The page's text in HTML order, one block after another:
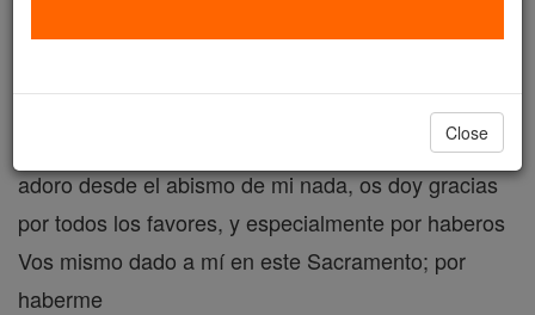
visitaros, yo creo que estáis aquí presente. Os
adoro desde el abismo de mi nada, os doy gracias
por todos los favores, y especialmente por haberos
Vos mismo dado a mí en este Sacramento; por
haberme
Close